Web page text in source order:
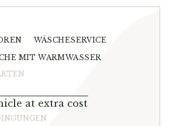
WÄSCHESERVICE
MIT WARMWASSER
at extra cost